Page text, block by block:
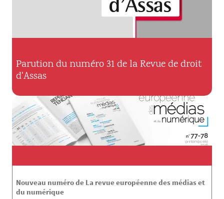
Parution du numéro 31 de la Revue de droit
d'Assas
Nouveau numéro de La revue européenne des médias et
du numérique